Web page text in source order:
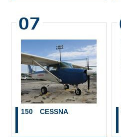
150 CESSNA